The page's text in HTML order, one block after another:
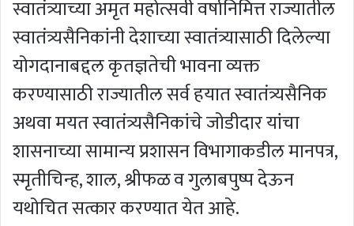
स्वातंत्र्याच्या अमृत महोत्सवी वर्षानिमित्त राज्यातील
स्वातंत्र्यसैनिकांनी देशाच्या स्वातंत्र्यासाठी दिलेल्या
योगदानाबद्दल कृतज्ञतेची भावना व्यक्त
करण्यासाठी राज्यातील सर्व हयात स्वातंत्र्यसैनिक
अथवा मयत स्वातंत्र्यसैनिकांचे जोडीदार यांचा
शासनाच्या सामान्य प्रशासन विभागाकडील मानपत्र,
स्मृतीचिन्ह, शाल, श्रीफळ व गुलाबपुष्प देऊन
यथोचित सत्कार करण्यात येत आहे.